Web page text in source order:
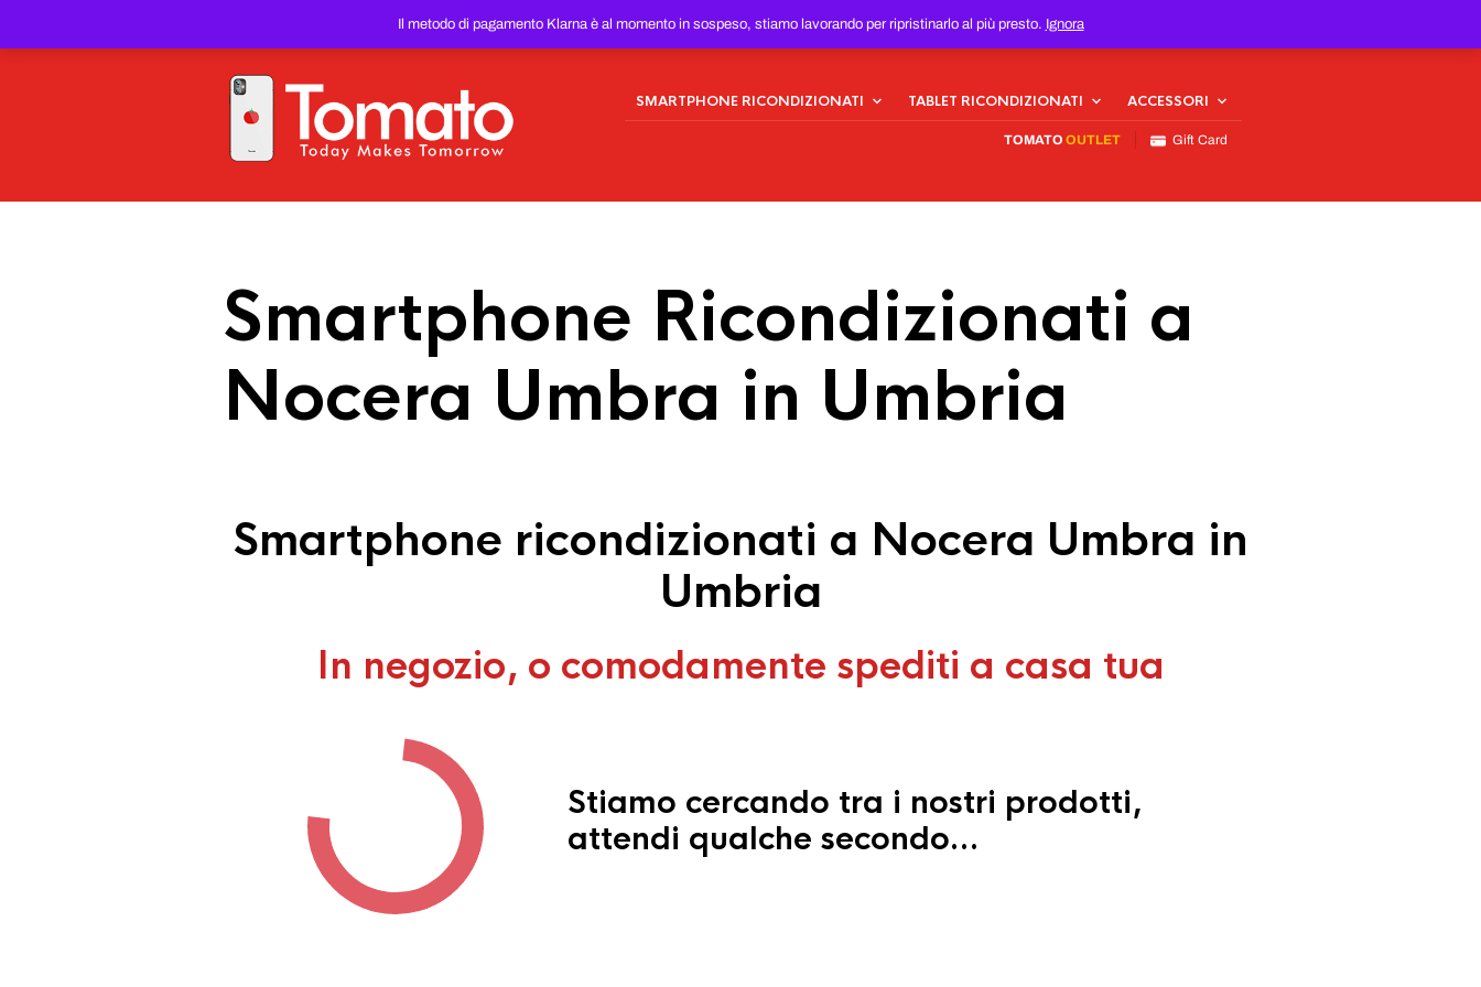
Il metodo di pagamento Klarna è al momento in sospeso, stiamo lavorando per ripristinarlo al più presto. Ignora
PREZZO DEL WEB!
SMARTPHONE RICONDIZIONATI TABLET RICONDIZIONATI ACCESSORI
TOMATO OUTLET Gift Card
Smartphone Ricondizionati a
Nocera Umbra in Umbria
Smartphone ricondizionati a Nocera Umbra in
Umbria
In negozio, o comodamente spediti a casa tua
Stiamo cercando tra i nostri prodotti,
attendi qualche secondo…